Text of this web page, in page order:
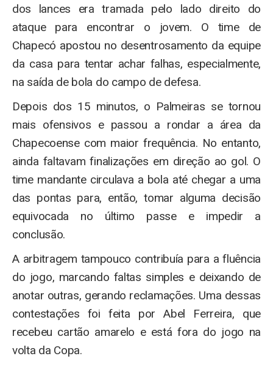
dos lances era tramada pelo lado direito do
ataque para encontrar o jovem. O time de
Chapecó apostou no desentrosamento da equipe
da casa para tentar achar falhas, especialmente,
na saída de bola do campo de defesa.
Depois dos 15 minutos, o Palmeiras se tornou
mais ofensivos e passou a rondar a área da
Chapecoense com maior frequência. No entanto,
ainda faltavam finalizações em direção ao gol. O
time mandante circulava a bola até chegar a uma
das pontas para, então, tomar alguma decisão
equivocada no último passe e impedir a
conclusão.
A arbitragem tampouco contribuía para a fluência
do jogo, marcando faltas simples e deixando de
anotar outras, gerando reclamações. Uma dessas
contestações foi feita por Abel Ferreira, que
recebeu cartão amarelo e está fora do jogo na
volta da Copa.